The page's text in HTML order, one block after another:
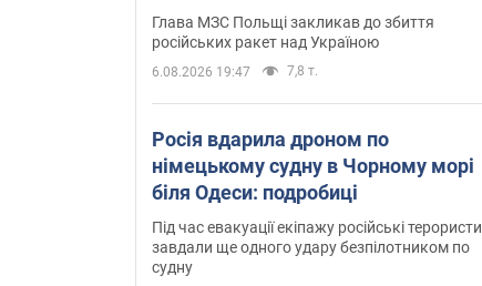
Україною
Глава МЗС Польщі закликав до збиття
російських ракет над Україною
6.08.2026 19:47 7,8 т.
Росія вдарила дроном по
німецькому судну в Чорному морі
біля Одеси: подробиці
Під час евакуації екіпажу російські терористи
завдали ще одного удару безпілотником по
судну